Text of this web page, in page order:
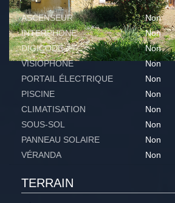
ASCENSEUR
Non
INTERPHONE
Non
DIGICODE
Non
VISIOPHONE
Non
PORTAIL ÉLECTRIQUE
Non
PISCINE
Non
CLIMATISATION
Non
SOUS-SOL
Non
PANNEAU SOLAIRE
Non
VÉRANDA
Non
TERRAIN